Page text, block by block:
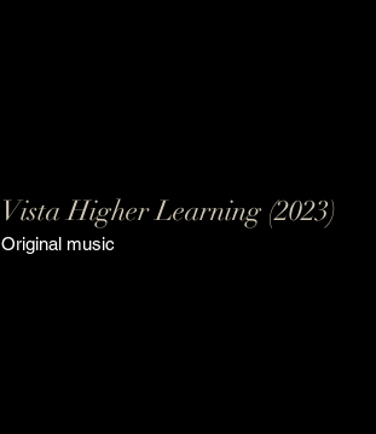
Vista Higher Learning (2023)
Original music